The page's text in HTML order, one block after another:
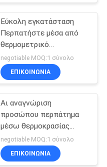
Εύκολη εγκατάσταση
Περπατήστε μέσα από
θερμομετρικό
ανθρώπινο σώμα
υπέρυθρο θερμικό κουτί
negotiable MOQ:1 σύνολο
ΕΠΙΚΟΙΝΩΝΊΑ
Αι αναγνώριση
προσώπου περπάτημα
μέσω θερμοκρασίας
σαρωτή υπέρυθρου
θερμόμετρο ψηφιακό
negotiable MOQ:1 σύνολο
ΕΠΙΚΟΙΝΩΝΊΑ